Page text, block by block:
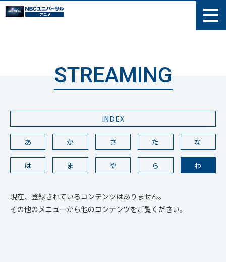
STREAMING
INDEX
あ か さ た な
は ま や ら わ
現在、登録されているコンテンツはありません。
その他のメニューから他のコンテンツをご覧ください。